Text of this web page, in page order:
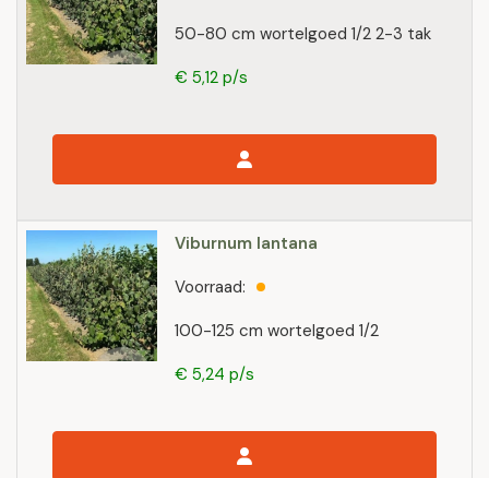
50-80 cm wortelgoed 1/2 2-3 tak
€ 5,12 p/s
Viburnum lantana
100-125 cm wortelgoed 1/2
Voorraad:
€ 5,24 p/s